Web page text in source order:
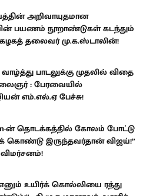
அறிவாயுதமான
பயணம் நூறாண்டுகள் கடந்தும்
தலைவர் மு.க.ஸ்டாலின்!
பாடலுக்கு முதலில் விதை
: பேரவையில்
எம்.எல்.ஏ பேச்சு!
ன் தொடக்கத்தில் கோலம் போட்டு
கொண்டு இருந்தவர்தான் விஜய்!”
எனும் உயிர்க் கொல்லியை ரத்து